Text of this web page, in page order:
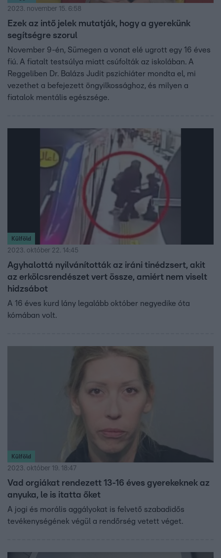
2023. november 15. 6:58
Ezek az intő jelek mutatják, hogy a gyerekünk
segítségre szorul
November 9-én, Sümegen a vonat elé ugrott egy 16 éves
fiú. A fiatalt testsúlya miatt csúfolták az iskolában. A
Reggeliben Dr. Balázs Judit pszichiáter mondta el, mi
vezethet a befejezett öngyilkossághoz, és milyen a
fiatalok mentális egészsége.
Külföld
2023. október 22. 14:45
Agyhalottá nyilvánították az iráni tinédzsert, akit
az erkölcsrendészet vert össze, amiért nem viselt
hidzsábot
A 16 éves kurd lány legalább október negyedike óta
kómában volt.
Külföld
2023. október 19. 18:47
Vad orgiákat rendezett 13-16 éves gyerekeknek az
anyuka, le is itatta őket
A jogi és morális aggályokat is felvető szabadidős
tevékenységének végül a rendőrség vetett véget.